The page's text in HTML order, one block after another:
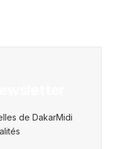
de DakarMidi